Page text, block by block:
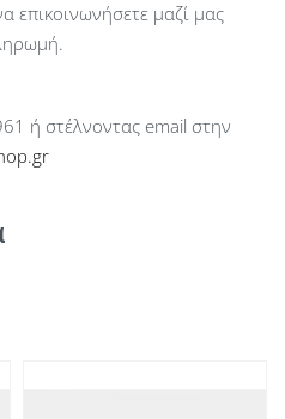
επικοινωνήσετε μαζί μας
ή στέλνοντας email στην